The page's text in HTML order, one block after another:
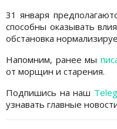
31 января
способны оказывать
обстановка
Напомним, ранее мы
от морщин и старения.
Подпишись на наш
узнавать главные